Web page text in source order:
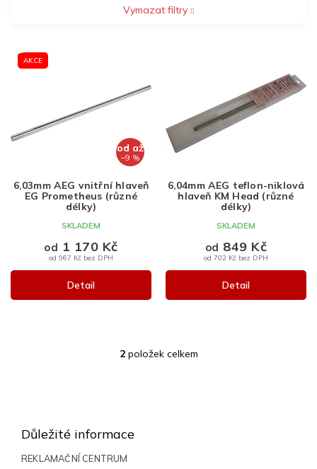
Vymazat filtry
V
p
r
u
AKCE
od až
–9 %
6,03mm AEG vnitřní hlaveň
EG Prometheus (různé
délky)
SKLADEM
od 967 Kč bez DPH
od 1 170 Kč
Detail
6,04mm AEG teflon-niklová
hlaveň KM Head (různé
délky)
SKLADEM
od 702 Kč bez DPH
od 849 Kč
Detail
O
2položek celkem
Důležité informace
REKLAMAČNÍ CENTRUM